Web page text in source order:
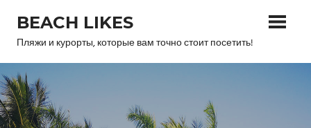
content
BEACH LIKES
Пляжи и курорты, которые вам точно стоит посетить!